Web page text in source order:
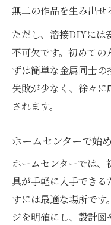
無二の作品を生み出せ
ただし、溶接DIYには
不可欠です。初めての
ずは簡単な金属同士の
失敗が少なく、徐々
されます。
ホームセンターで始
ホームセンターでは
具が手軽に入手でき
すには最適な場所です
ジを明確にし、設計